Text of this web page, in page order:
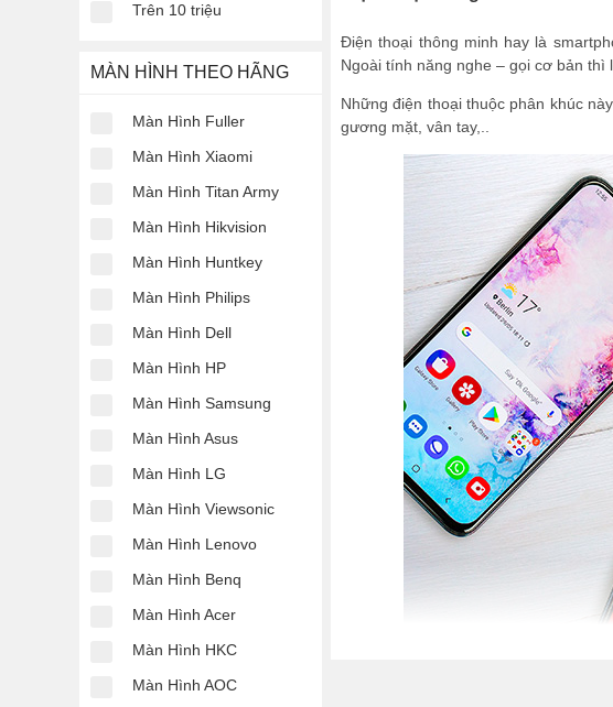
Trên 10 triệu
MÀN HÌNH THEO HÃNG
Màn Hình Fuller
Màn Hình Xiaomi
Màn Hình Titan Army
Màn Hình Hikvision
Màn Hình Huntkey
Màn Hình Philips
Màn Hình Dell
Màn Hình HP
Màn Hình Samsung
Màn Hình Asus
Màn Hình LG
Màn Hình Viewsonic
Màn Hình Lenovo
Màn Hình Benq
Màn Hình Acer
Màn Hình HKC
Màn Hình AOC
Điện thoại thông minh hay là
Ngoài tính năng nghe – gọi cơ bản
Những điện thoại thuộc phân khúc
gương mặt, vân tay,..